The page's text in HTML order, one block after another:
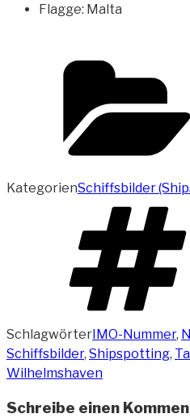
Flagge: Malta
KategorienSchiffsbilder
SchlagwörterIMO-Nummer,
Schiffsbilder, Shipspotting,
Wilhelmshaven
Schreibe einen